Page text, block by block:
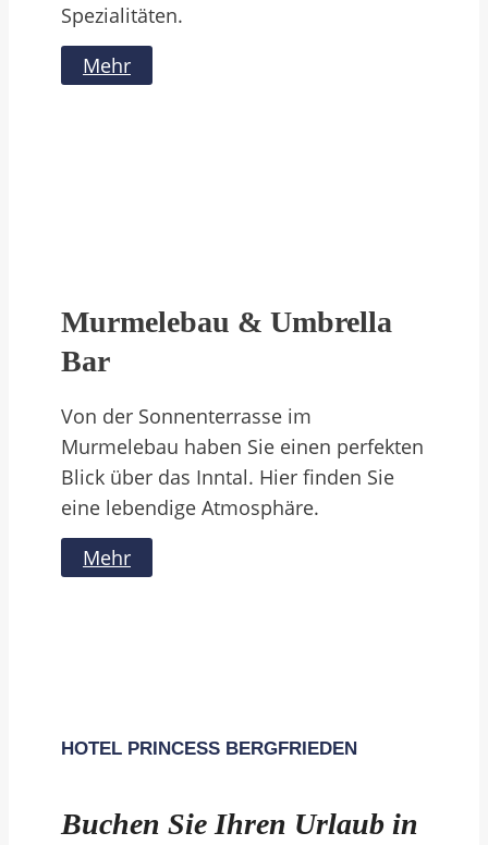
Spezialitäten.
Mehr
Murmelebau & Umbrella
Bar
Von der Sonnenterrasse im
Murmelebau haben Sie einen perfekten
Blick über das Inntal. Hier finden Sie
eine lebendige Atmosphäre.
Mehr
HOTEL PRINCESS BERGFRIEDEN
Buchen Sie Ihren Urlaub in